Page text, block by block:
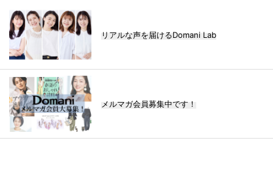
リアルな声を届けるDomani Lab
メルマガ会員募集中です！